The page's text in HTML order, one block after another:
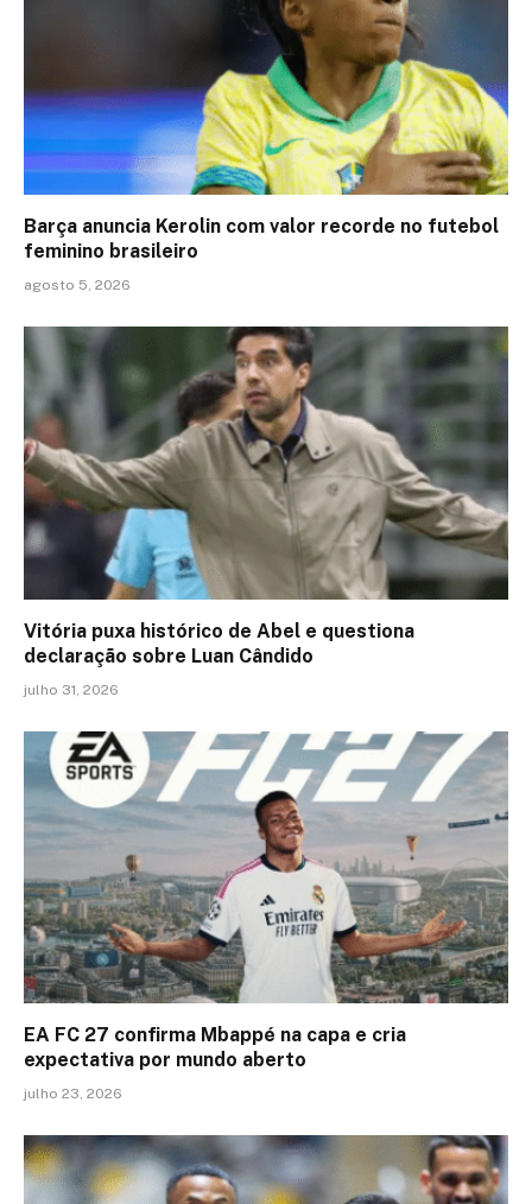
Barça anuncia Kerolin com valor recorde no futebol
feminino brasileiro
agosto 5, 2026
Vitória puxa histórico de Abel e questiona
declaração sobre Luan Cândido
julho 31, 2026
EA FC 27 confirma Mbappé na capa e cria
expectativa por mundo aberto
julho 23, 2026